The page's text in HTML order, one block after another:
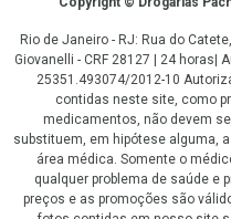
Rio de Janeiro - RJ: Rua do
Giovanelli - CRF 28127 | 24 horas|
25351.493074/2012-10
contidas neste site, como
medicamentos, não devem
substituem, em hipótese alguma,
área médica. Somente o
qualquer problema de saúde e
preços e as promoções são